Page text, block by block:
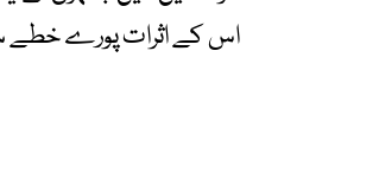
اس کے اثرات پورے خطے